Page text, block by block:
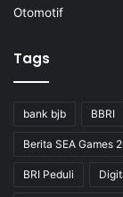
Otomotif
Tags
bank bjb BBRI
Berita SEA Games
BRI Peduli